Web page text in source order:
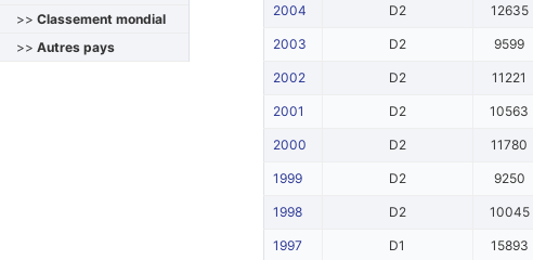
>> Classement mondial
>> Autres pays
2004 D2 12635
2003 D2 9599
2002 D2 11221
2001 D2 10563
2000 D2 11780
1999 D2 9250
1998 D2 10045
1997 D1 15893